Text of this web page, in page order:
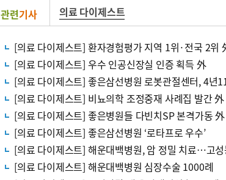
관련기사 의료 다이제스트
[의료 다이제스트] 환자경험평가 지역 1위·전국 2위
[의료 다이제스트] 우수 인공신장실 인증 획득 外
[의료 다이제스트] 좋은삼선병원 로봇관절센터, 4년
[의료 다이제스트] 비뇨의학 조정중재 사례집 발간 外
[의료 다이제스트] 좋은병원들 다빈치SP 본격가동 外
[의료 다이제스트] 좋은삼선병원 ‘로타프로 우수’
[의료 다이제스트] 해운대백병원, 암 정밀 치료…고
[의료 다이제스트] 해운대백병원 심장수술 1000례